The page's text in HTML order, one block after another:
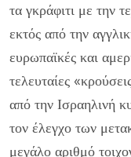
τα γκράφιτι με την
εκτός από την
ευρωπαϊκές και
τελευταίες
από την Ισραηλινή
τον έλεγχο των
μεγάλο αριθμό